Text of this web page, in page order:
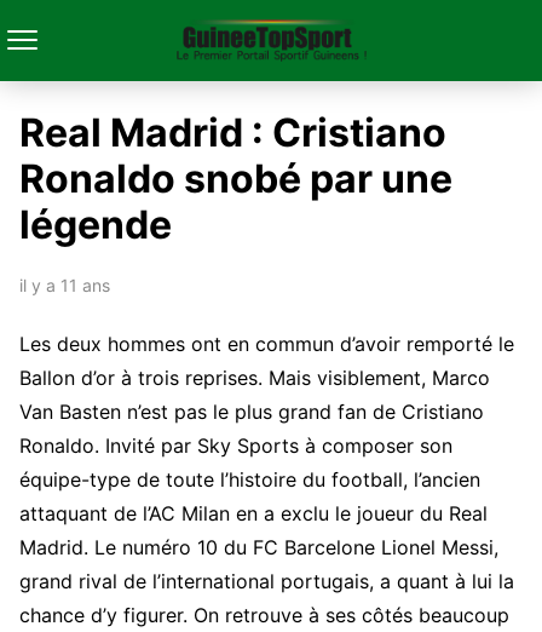
Real Madrid : Cristiano
Ronaldo snobé par une
légende
il y a 11 ans
Les deux hommes ont en commun d’avoir remporté le
Ballon d’or à trois reprises. Mais visiblement, Marco
Van Basten n’est pas le plus grand fan de Cristiano
Ronaldo. Invité par Sky Sports à composer son
équipe-type de toute l’histoire du football, l’ancien
attaquant de l’AC Milan en a exclu le joueur du Real
Madrid. Le numéro 10 du FC Barcelone Lionel Messi,
grand rival de l’international portugais, a quant à lui la
chance d’y figurer. On retrouve à ses côtés beaucoup